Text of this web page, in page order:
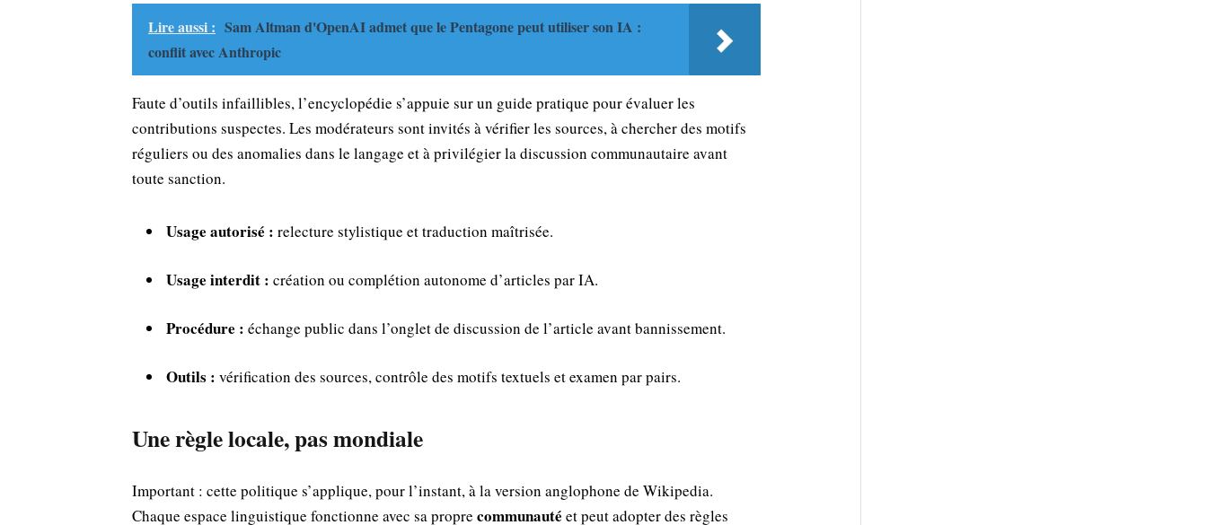
Lire aussi : Sam Altman d'OpenAI admet que le Pentagone peut utiliser son IA :
conflit avec Anthropic
Faute d’outils infaillibles, l’encyclopédie s’appuie sur un guide pratique pour évaluer les
contributions suspectes. Les modérateurs sont invités à vérifier les sources, à chercher des motifs
réguliers ou des anomalies dans le langage et à privilégier la discussion communautaire avant
toute sanction.
Usage autorisé : relecture stylistique et traduction maîtrisée.
Usage interdit : création ou complétion autonome d’articles par IA.
Procédure : échange public dans l’onglet de discussion de l’article avant bannissement.
Outils : vérification des sources, contrôle des motifs textuels et examen par pairs.
Une règle locale, pas mondiale
Important : cette politique s’applique, pour l’instant, à la version anglophone de Wikipedia.
Chaque espace linguistique fonctionne avec sa propre communauté et peut adopter des règles